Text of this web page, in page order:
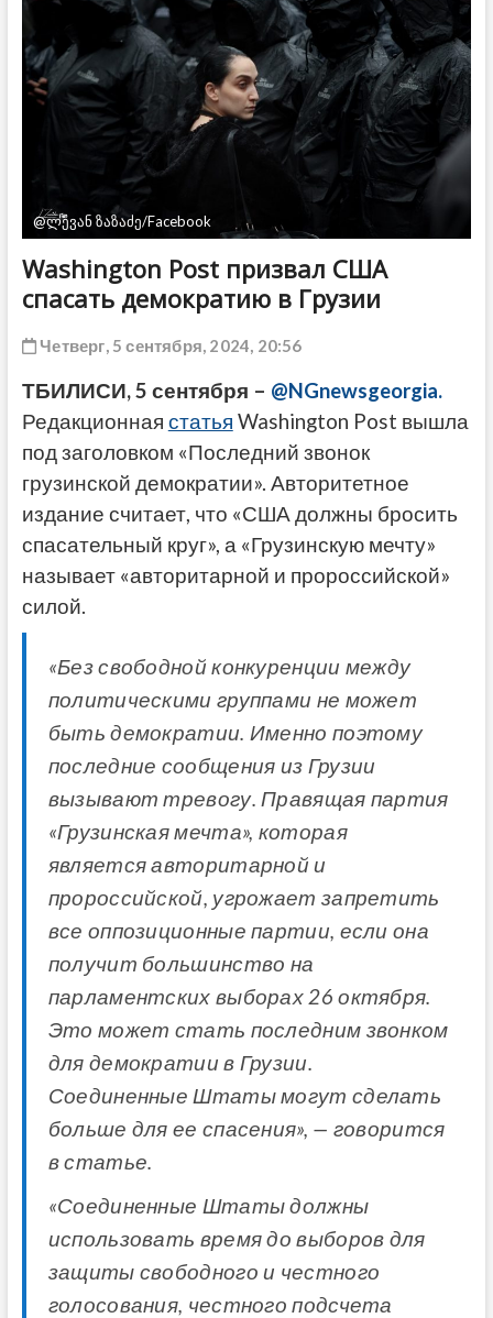
@ლევან ზაზაძე/Facebook
Washington Post призвал США
спасать демократию в Грузии
Четверг, 5 сентября, 2024, 20:56
ТБИЛИСИ, 5 сентября – @NGnewsgeorgia.
Редакционная статья Washington Post вышла
под заголовком «Последний звонок
грузинской демократии». Авторитетное
издание считает, что «США должны бросить
спасательный круг», а «Грузинскую мечту»
называет «авторитарной и пророссийской»
силой.
«Без свободной конкуренции между
политическими группами не может
быть демократии. Именно поэтому
последние сообщения из Грузии
вызывают тревогу. Правящая партия
«Грузинская мечта», которая
является авторитарной и
пророссийской, угрожает запретить
все оппозиционные партии, если она
получит большинство на
парламентских выборах 26 октября.
Это может стать последним звонком
для демократии в Грузии.
Соединенные Штаты могут сделать
больше для ее спасения», — говорится
в статье.
«Соединенные Штаты должны
использовать время до выборов для
защиты свободного и честного
голосования, честного подсчета